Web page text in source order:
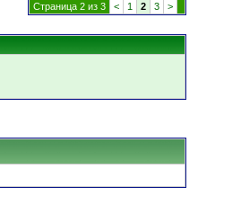
Страница 2 из 3 < 1 2 3 >